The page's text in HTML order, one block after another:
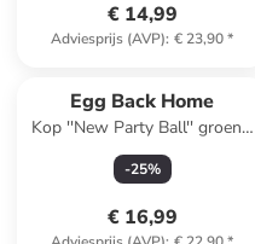
€ 14,99
Adviesprijs (AVP): € 23,90*
Egg Back Home
Kop ''New Party Ball'' groen -
250 ml
-25%
€ 16,99